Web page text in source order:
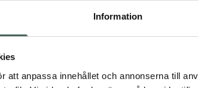
Information
att anpassa innehållet och annonserna till